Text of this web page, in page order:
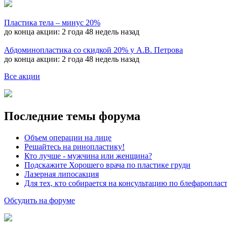
Пластика тела – минус 20%
до конца акции: 2 года 48 недель назад
Абдоминопластика со скидкой 20% у А.В. Петрова
до конца акции: 2 года 48 недель назад
Все акции
Последние темы форума
Объем операции на лице
Решайтесь на ринопластику!
Кто лучше - мужчина или женщина?
Подскажите Хорошего врача по пластике груди
Лазерная липосакция
Для тех, кто собирается на консультацию по
Обсудить на форуме